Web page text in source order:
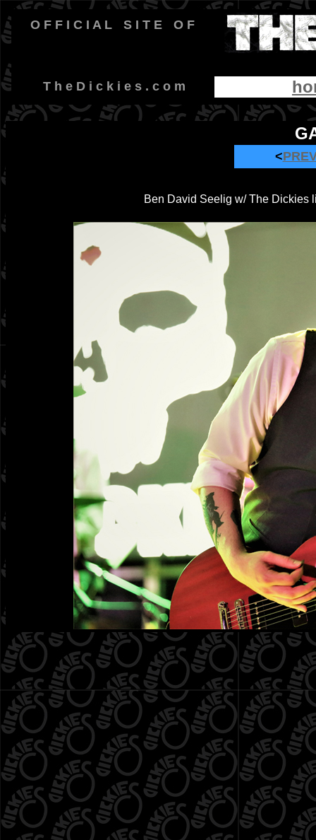
O F F I C I A L S I T E O F
T h e D i c k i e s . c o m
<
Ben David Seelig w/ The Dickies